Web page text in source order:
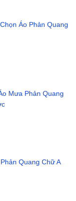
Áo Phản Quang
Mưa Phản Quang
Quang Chữ A